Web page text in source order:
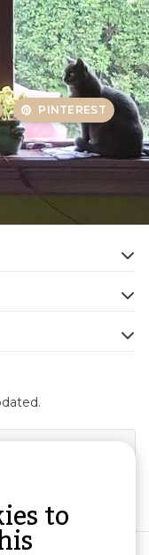
PINTEREST
to